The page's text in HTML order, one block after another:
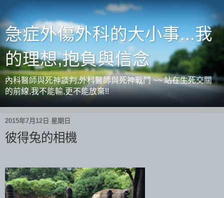
急症外傷外科的大小事...我
的理想,抱負與信念
內科醫師與死神談判,外科醫師與死神戰鬥 ~~ 站在生死交關
的前線,我不能輸,更不能放棄!!
2015年7月12日 星期日
彼得兔的相機